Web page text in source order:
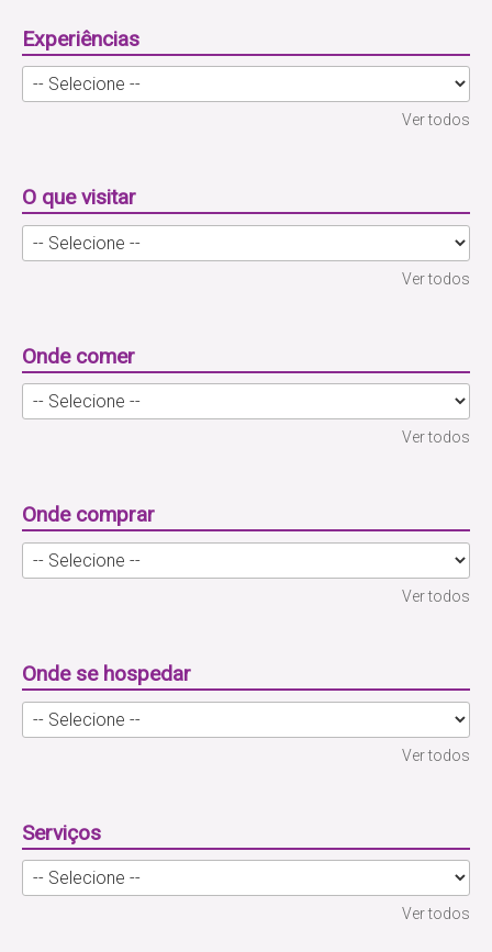
Experiências
Ver todos
O que visitar
Ver todos
Onde comer
Ver todos
Onde comprar
Ver todos
Onde se hospedar
Ver todos
Serviços
Ver todos